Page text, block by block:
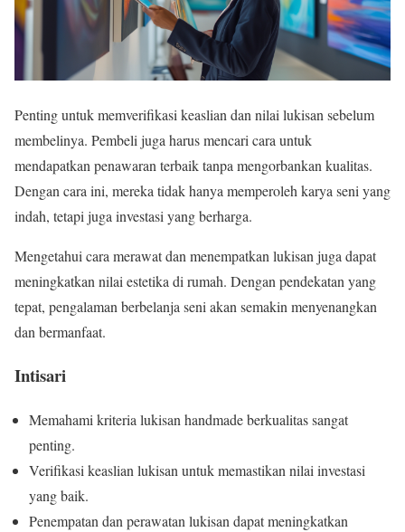
Penting untuk memverifikasi keaslian dan nilai lukisan sebelum
membelinya. Pembeli juga harus mencari cara untuk
mendapatkan penawaran terbaik tanpa mengorbankan kualitas.
Dengan cara ini, mereka tidak hanya memperoleh karya seni yang
indah, tetapi juga investasi yang berharga.
Mengetahui cara merawat dan menempatkan lukisan juga dapat
meningkatkan nilai estetika di rumah. Dengan pendekatan yang
tepat, pengalaman berbelanja seni akan semakin menyenangkan
dan bermanfaat.
Intisari
Memahami kriteria lukisan handmade berkualitas sangat
penting.
Verifikasi keaslian lukisan untuk memastikan nilai investasi
yang baik.
Penempatan dan perawatan lukisan dapat meningkatkan